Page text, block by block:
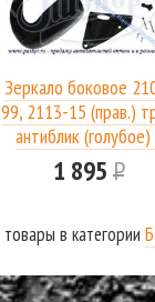
Зеркало боковое
99, 2113-15 (прав.)
антиблик (голубое)
обогревом С-П
1 895Р
товары в категории